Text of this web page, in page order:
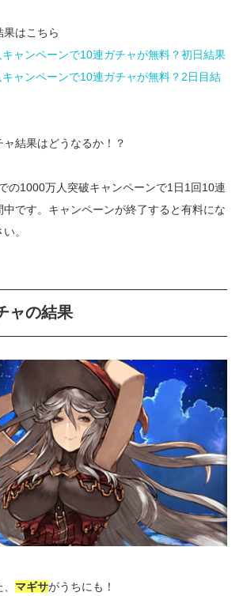
はこちら
ャンペーンで10連ガチャが無料？初日結果
ャンペーンで10連ガチャが無料？2日目結
結果はどうなるか！？
の1000万人突破キャンペーンで1日1回10連
中です。キャンペーンが終了すると有料にな
。
ャの結果
マギサがうちにも！